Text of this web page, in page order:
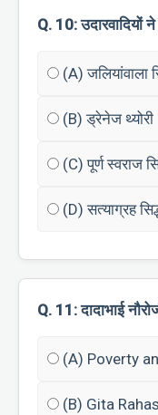
Q. 10: उदारवादियों
(A) जलियांवाला
(B) ड्रेनेज थ्योरी
(C) पूर्ण स्वराज
(D) सत्याग्रह
Q. 11: दादाभाई
(A) Poverty
(B) Gita